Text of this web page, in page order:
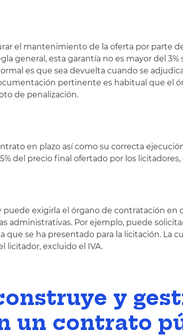
el mantenimiento de la oferta por parte
general, esta garantía no es mayor del
es que sea devuelta cuando se
pertinente es habitual que el
de penalización.
en plazo así como su correcta
del precio final ofertado por los licitadores,
puede exigirla el órgano de contratación en
administrativas. Por ejemplo, puede
que se ha presentado para la licitación. La
licitador, excluido el IVA.
y
un contrato